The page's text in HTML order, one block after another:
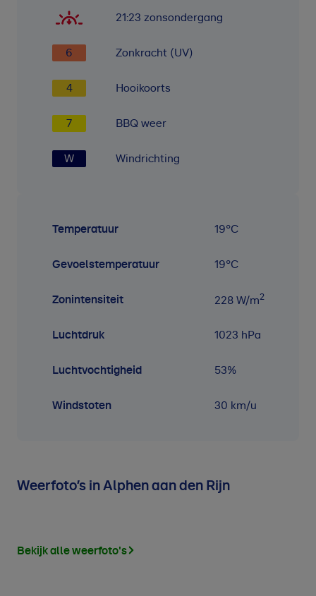
21:23 zonsondergang
6 Zonkracht (UV)
4 Hooikoorts
7 BBQ weer
W Windrichting
Temperatuur 19°C
Gevoelstemperatuur 19°C
Zonintensiteit 228 W/m2
Luchtdruk 1023 hPa
Luchtvochtigheid 53%
Windstoten 30 km/u
Weerfoto’s in Alphen aan den Rijn
Bekijk alle weerfoto's